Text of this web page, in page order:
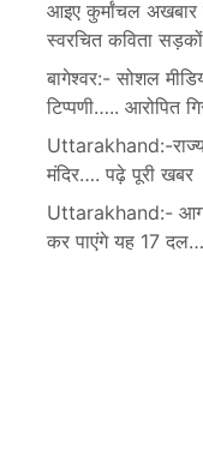
आइए कुर्मांचल
स्वरचित कविता
बागेश्वर:- सोशल
टिप्पणी….. आरोपित
Uttarakhand:-राज्य
मंदिर…. पढ़े पूरी खबर
Uttarakhand:-
कर पाएंगे यह 17